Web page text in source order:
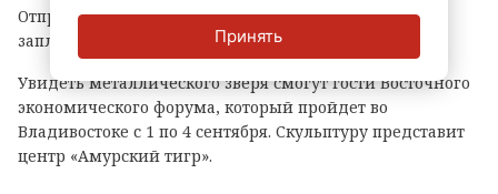
Отправка готовой фигуры на Дальний Восток
запланирована на середину августа.
Увидеть металлического зверя смогут гости Восточного
экономического форума, который пройдет во
Владивостоке с 1 по 4 сентября. Скульптуру представит
центр «Амурский тигр».
Принять